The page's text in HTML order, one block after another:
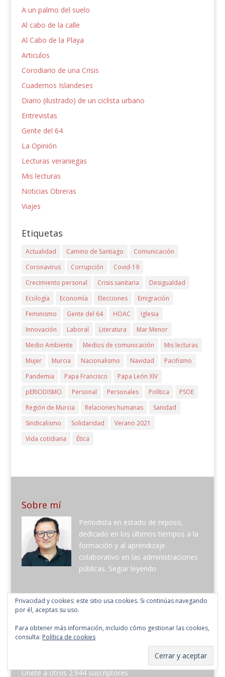
A un palmo del suelo
Al cabo de la calle
Al Cabo de la Playa
Articulos
Corodiario de una Crisis
Cuadernos Islandeses
Diario (ilustrado) de un ciclista urbano
Entrevistas
Gente del 64
La Opinión
Lecturas veraniegas
Mis lecturas
Noticias Obreras
Viajes
Etiquetas
Actualidad Camino de Santiago
Comunicación
Coronavirus
Corrupción
Covid-19
Crecimiento personal
Crisis sanitaria
Desigualdad
Ecología
Economía Elecciones
Emigración
Feminismo
Gente del 64 HOAC
Iglesia
Innovación
Laboral Literatura
Mar Menor
Medio Ambiente
Medios de comunicación
Mis lecturas
Mujer
Murcia Nacionalismo Navidad
Pacifismo
Pandemia
Papa Francisco
Papa León XIV
pERIODISMO
Personal Personales Política
PSOE
Región de Murcia
Relaciones humanas
Sanidad
Sindicalismo
Solidaridad
Verano 2021
Vida cotidiana
Ética
Sobre mí
Periodista en estado de reposo,
dedicado en los últimos tiempos a la
formación y al aprendizaje
colaborativo en las administraciones
públicas. Seguir leyendo
Suscríbete al blog por correo electrónico
blog y recibir notificaciones de nuevas entradas.
Dirección
Únete a otros 2.944 suscriptores
Privacidad y cookies: este sitio usa cookies. Si continúas navegando
por él, aceptas su uso.
Para obtener más información, incluido cómo gestionar las cookies,
consulta: Política de cookies